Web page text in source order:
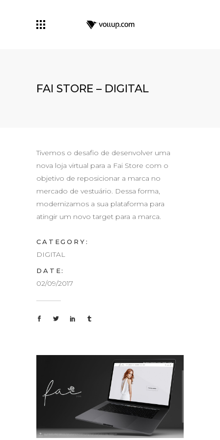
FAI STORE – DIGITAL
Tivemos o desafio de desenvolver uma
nova loja virtual para a Fai Store com o
objetivo de reposicionar a marca no
mercado de vestuário. Dessa forma,
modernizamos a sua plataforma para
atingir um novo target para a marca.
CATEGORY:
DIGITAL
DATE:
02/09/2017